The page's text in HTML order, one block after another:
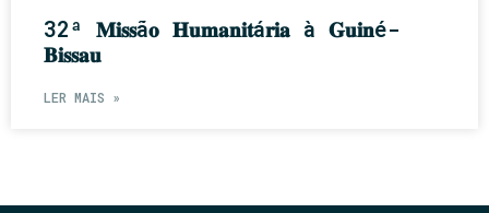
32ª 𝐌𝐢𝐬𝐬ã𝐨 𝐇𝐮𝐦𝐚𝐧𝐢𝐭á𝐫𝐢𝐚 à 𝐆𝐮𝐢𝐧é-
𝐁𝐢𝐬𝐬𝐚𝐮
LER MAIS »